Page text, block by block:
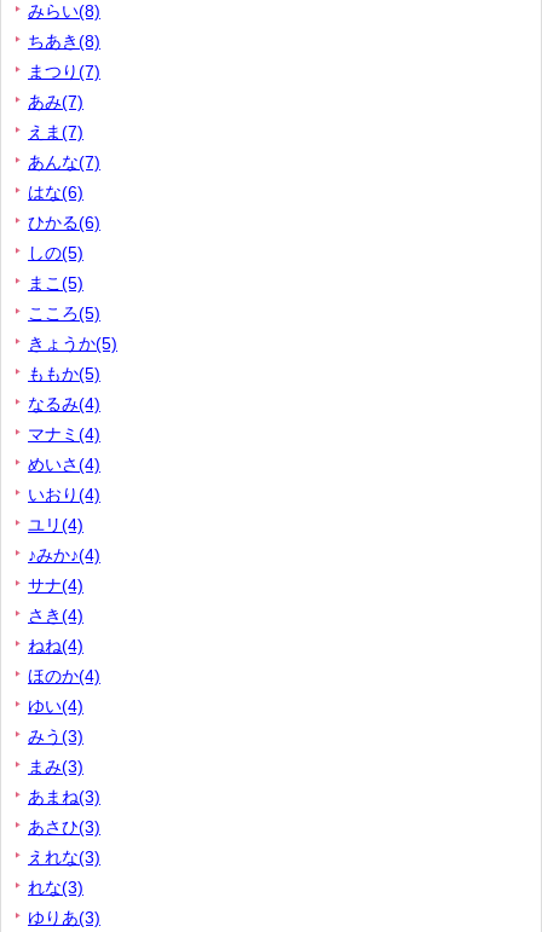
みらい(8)
ちあき(8)
まつり(7)
あみ(7)
えま(7)
あんな(7)
はな(6)
ひかる(6)
しの(5)
まこ(5)
こころ(5)
きょうか(5)
ももか(5)
なるみ(4)
マナミ(4)
めいさ(4)
いおり(4)
ユリ(4)
♪みか♪(4)
サナ(4)
さき(4)
ねね(4)
ほのか(4)
ゆい(4)
みう(3)
まみ(3)
あまね(3)
あさひ(3)
えれな(3)
れな(3)
ゆりあ(3)